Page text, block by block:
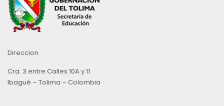
Direccion
Cra. 3 entre Calles 10A y 11
Ibagué – Tolima – Colombia